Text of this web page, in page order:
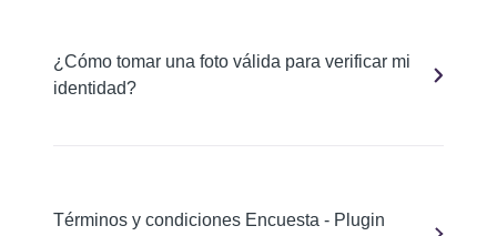
¿Cómo tomar una foto válida para verificar mi
identidad?
Términos y condiciones Encuesta - Plugin